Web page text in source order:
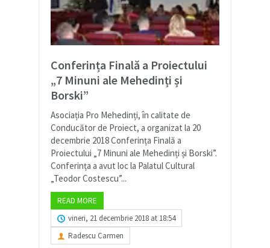
Conferința Finală a Proiectului
„7 Minuni ale Mehedinți și
Borski”
Asociația Pro Mehedinți, în calitate de
Conducător de Proiect, a organizat la 20
decembrie 2018 Conferința Finală a
Proiectului „7 Minuni ale Mehedinți și Borski”.
Conferința a avut loc la Palatul Cultural
„Teodor Costescu”...
READ MORE
vineri, 21 decembrie 2018 at 18:54
Radescu Carmen